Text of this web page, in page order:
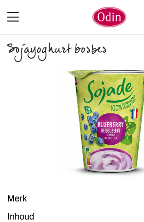
Sojayoghurt bosbes
Merk
Inhoud